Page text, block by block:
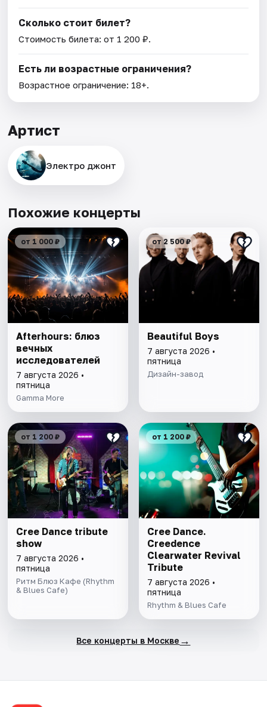
Сколько стоит билет?
Стоимость билета: от 1 200 ₽.
Есть ли возрастные ограничения?
Возрастное ограничение: 18+.
Артист
Электро джонт
Похожие концерты
от 1 000 ₽
Afterhours: блюз
вечных
исследователей
7 августа 2026 •
пятница
Gamma More
от 2 500 ₽
Beautiful Boys
7 августа 2026 •
пятница
Дизайн-завод
от 1 200 ₽
Cree Dance tribute
show
7 августа 2026 •
пятница
Ритм Блюз Кафе (Rhythm
& Blues Cafe)
от 1 200 ₽
Cree Dance.
Creedence
Clearwater Revival
Tribute
7 августа 2026 •
пятница
Rhythm & Blues Cafe
Все концерты в Москве →